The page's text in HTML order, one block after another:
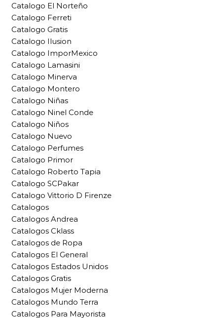
Catalogo El Norteño
Catalogo Ferreti
Catalogo Gratis
Catalogo Ilusion
Catalogo ImporMexico
Catalogo Lamasini
Catalogo Minerva
Catalogo Montero
Catalogo Niñas
Catalogo Ninel Conde
Catalogo Niños
Catalogo Nuevo
Catalogo Perfumes
Catalogo Primor
Catalogo Roberto Tapia
Catalogo SCPakar
Catalogo Vittorio D Firenze
Catalogos
Catalogos Andrea
Catalogos Cklass
Catalogos de Ropa
Catalogos El General
Catalogos Estados Unidos
Catalogos Gratis
Catalogos Mujer Moderna
Catalogos Mundo Terra
Catalogos Para Mayorista